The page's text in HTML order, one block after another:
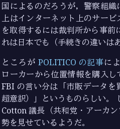
国によるのだろうが，警察組
上はインターネット上のサー
を取得するには裁判所から事前
れは日本でも（手続きの違いは
ところが POLITICO の記事に
ローカーから位置情報を購入し
FBI の言い分は「市販データを
超意訳）」というものらしい。
Cotton 議長（共和党・アーカ
勢を見せているようだ。